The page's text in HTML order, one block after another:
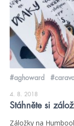
#aghoward
4. 8. 2018
Stáhněte si
Záložky na